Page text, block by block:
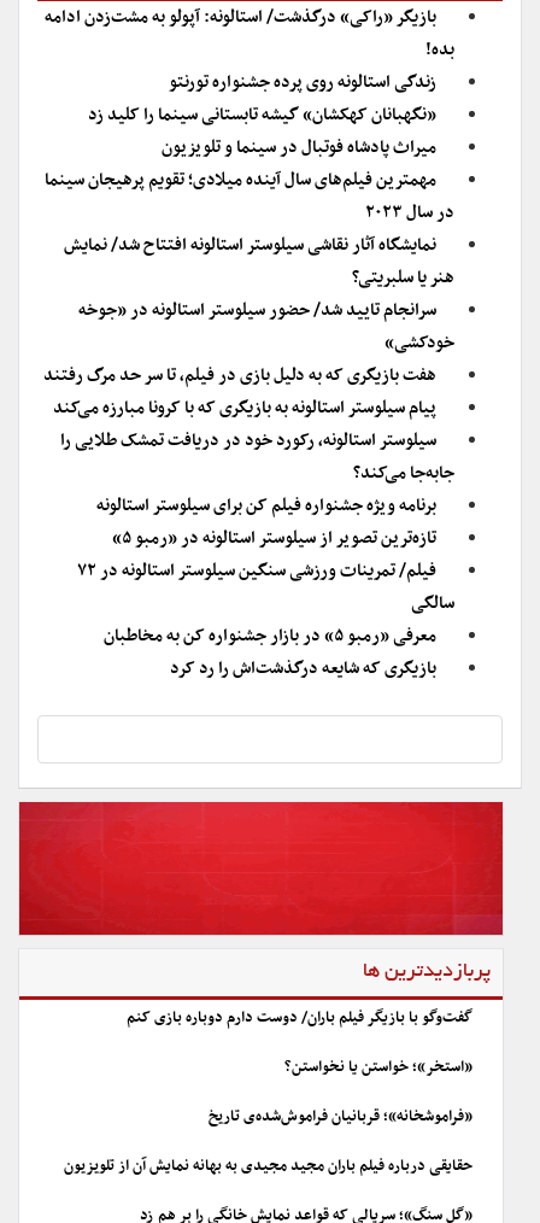
بازیگر «راکی» درگذشت/ استالونه: آپولو به مشت‌زدن ادامه
بده!
زندگی استالونه روی پرده جشنواره تورنتو
«نگهبانان کهکشان» گیشه تابستانی سینما را کلید زد
میراث پادشاه فوتبال در سینما و تلویزیون
مهمترین فیلم‌های سال آینده میلادی؛ تقویم پرهیجان سینما
در سال ۲۰۲۳
نمایشگاه آثار نقاشی سیلوستر استالونه افتتاح شد/ نمایش
هنر یا سلبریتی؟
سرانجام تایید شد/ حضور سیلوستر استالونه در «جوخه
خودکشی»
هفت بازیگری که به دلیل بازی در فیلم، تا سر حد مرگ رفتند
پیام سیلوستر استالونه به بازیگری که با کرونا مبارزه می‌کند
سیلوستر استالونه، رکورد خود در دریافت تمشک طلایی را
جابه‌جا می‌کند؟
برنامه ویژه جشنواره فیلم کن برای سیلوستر استالونه
تازه‌ترین تصویر از سیلوستر استالونه در «رمبو ۵»
فیلم/ تمرینات ورزشی سنگین سیلوستر استالونه در ۷۲
سالگی
معرفی «رمبو ۵» در بازار جشنواره کن به مخاطبان
بازیگری که شایعه درگذشت‌اش را رد کرد
پربازدیدترین ها
گفت‌وگو با بازیگر فیلم باران/ دوست دارم دوباره بازی کنم
«استخر»؛ خواستن یا نخواستن؟
«فراموشخانه»؛ قربانیان فراموش‌شده‌ی تاریخ
حقایقی درباره فیلم باران مجید مجیدی به بهانه نمایش آن از تلویزیون
«گل سنگ»؛ سریالی که قواعد نمایش خانگی را بر هم زد